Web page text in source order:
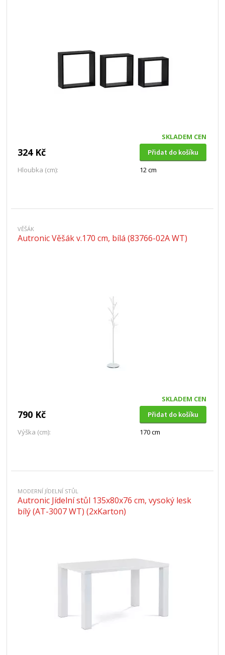
SKLADEM CEN
324 Kč
Přidat do košíku
Hloubka (cm):
12 cm
VĚŠÁK
Autronic Věšák v.170 cm, bílá (83766-02A WT)
SKLADEM CEN
790 Kč
Přidat do košíku
Výška (cm):
170 cm
MODERNÍ JÍDELNÍ STŮL
Autronic Jídelní stůl 135x80x76 cm, vysoký lesk
bílý (AT-3007 WT) (2xKarton)